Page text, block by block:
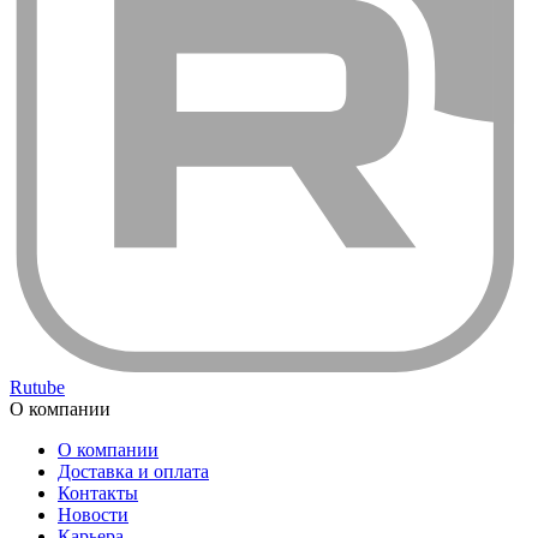
Rutube
О компании
О компании
Доставка и оплата
Контакты
Новости